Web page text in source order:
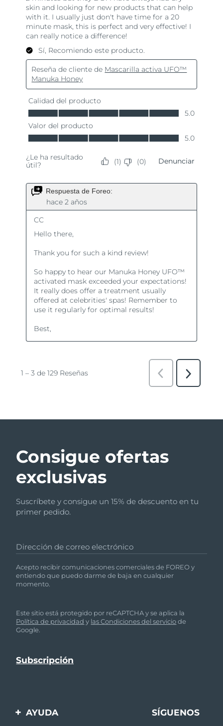
Consigue ofertas
exclusivas
Suscríbete y consigue un 15% de descuento en tu
primer pedido.
Dirección de correo electrónico
Acepto recibir comunicaciones comerciales de FOREO y
entiendo que puedo darme de baja en cualquier
momento.
Este sitio está protegido por reCAPTCHA y se aplica la
Política de privacidad y las Condiciones del serviciode
Google.
AYUDA SÍGUENOS